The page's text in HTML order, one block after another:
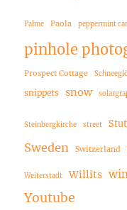
Palme Paola peppermint
pinhole
Prospect Cottage
snippets snow
Steinbergkirche street
Sweden Switzerland
Weiterstadt Willits
Youtube